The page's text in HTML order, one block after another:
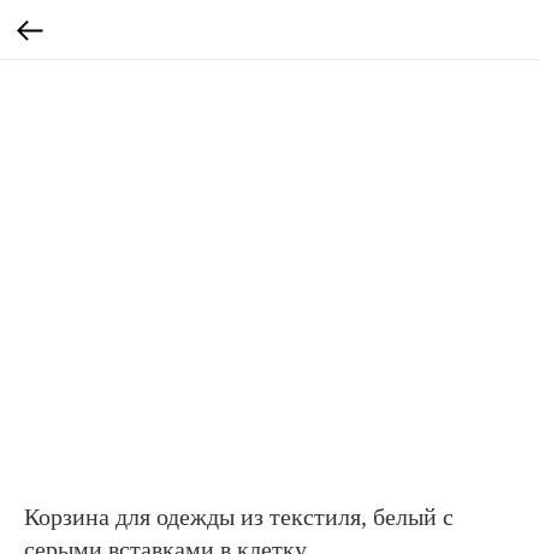
Корзина для одежды из текстиля, белый с